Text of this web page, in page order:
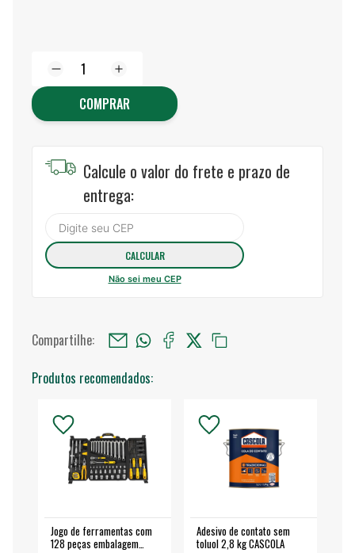
COMPRAR
Calcule o valor do frete e prazo de
entrega:
Não sei meu CEP
Compartilhe:
Produtos recomendados:
Jogo de ferramentas com
128 peças embalagem
Adesivo de contato sem
toluol 2,8 kg CASCOLA